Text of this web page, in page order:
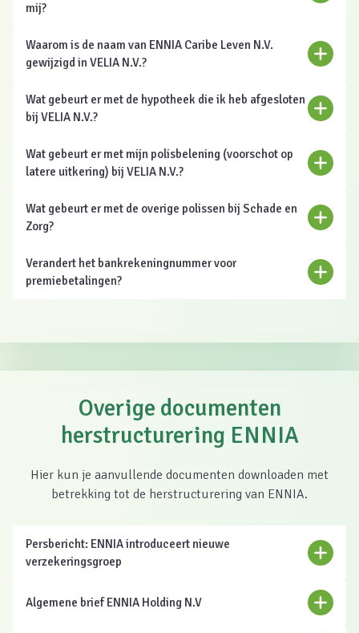
mij?
U sloot uw verzekering voor 4 juli 2018 af en de
Waarom is de naam van ENNIA Caribe Leven N.V.
gewijzigd in VELIA N.V.?
Wat gebeurt er met de hypotheek die ik heb afgesloten
bij VELIA N.V.?
Wat gebeurt er met mijn polisbelening (voorschot op
latere uitkering) bij VELIA N.V.?
Wat gebeurt er met de overige polissen bij Schade en
Zorg?
Verandert het bankrekeningnummer voor
premiebetalingen?
Overige documenten
herstructurering ENNIA
Hier kun je aanvullende documenten downloaden met
betrekking tot de herstructurering van ENNIA.
Persbericht: ENNIA introduceert nieuwe
verzekeringsgroep
Algemene brief ENNIA Holding N.V